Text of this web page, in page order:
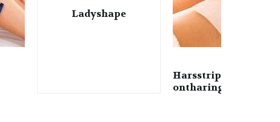
Ladyshape
Harsstrips en
ontharingscreme